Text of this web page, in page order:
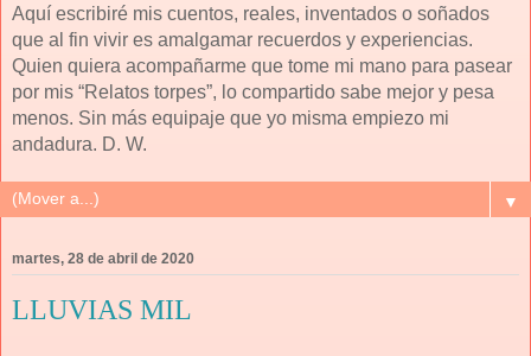
Aquí escribiré mis cuentos, reales, inventados o soñados
que al fin vivir es amalgamar recuerdos y experiencias.
Quien quiera acompañarme que tome mi mano para pasear
por mis “Relatos torpes”, lo compartido sabe mejor y pesa
menos. Sin más equipaje que yo misma empiezo mi
andadura. D. W.
▼
martes, 28 de abril de 2020
LLUVIAS MIL